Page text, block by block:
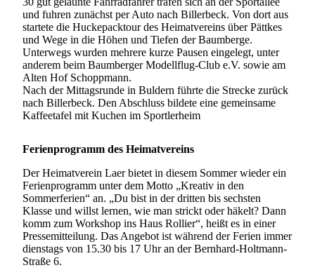
und fuhren zunächst per Auto nach Billerbeck. Von dort aus
startete die Huckepacktour des Heimatvereins über Pättkes
und Wege in die Höhen und Tiefen der Baumberge.
Unterwegs wurden mehrere kurze Pausen eingelegt, unter
anderem beim Baumberger Modellflug-Club e.V. sowie am
Alten Hof Schoppmann.
Nach der Mittagsrunde in Buldern führte die Strecke zurück
nach Billerbeck. Den Abschluss bildete eine gemeinsame
Kaffeetafel mit Kuchen im Sportlerheim
Ferienprogramm des Heimatvereins
Der Heimatverein Laer bietet in diesem Sommer wieder ein
Ferienprogramm unter dem Motto „Kreativ in den
Sommerferien“ an. „Du bist in der dritten bis sechsten
Klasse und willst lernen, wie man strickt oder häkelt? Dann
komm zum Workshop ins Haus Rollier“, heißt es in einer
Pressemitteilung. Das Angebot ist während der Ferien immer
dienstags von 15.30 bis 17 Uhr an der Bernhard-Holtmann-
Straße 6.